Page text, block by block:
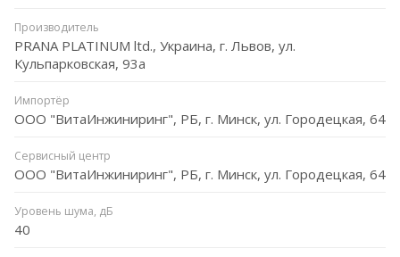
Производитель
PRANA PLATINUM ltd., Украина, г. Львов, ул.
Кульпарковская, 93а
Импортёр
ООО "ВитаИнжиниринг", РБ, г. Минск, ул. Городецкая, 64
Сервисный центр
ООО "ВитаИнжиниринг", РБ, г. Минск, ул. Городецкая, 64
Уровень шума, дБ
40